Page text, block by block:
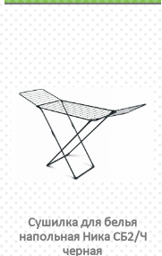
Сушилка для белья
напольная Ника СБ2/Ч
черная